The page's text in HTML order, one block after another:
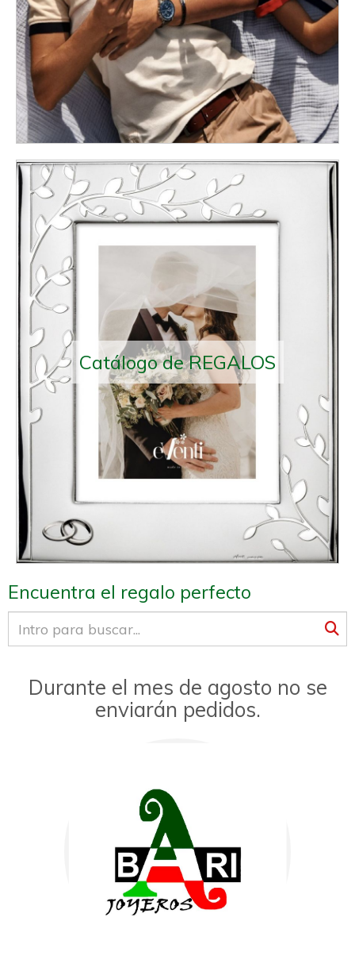
Catálogo de REGALOS
Encuentra el regalo perfecto
Durante el mes de agosto no se
enviarán pedidos.